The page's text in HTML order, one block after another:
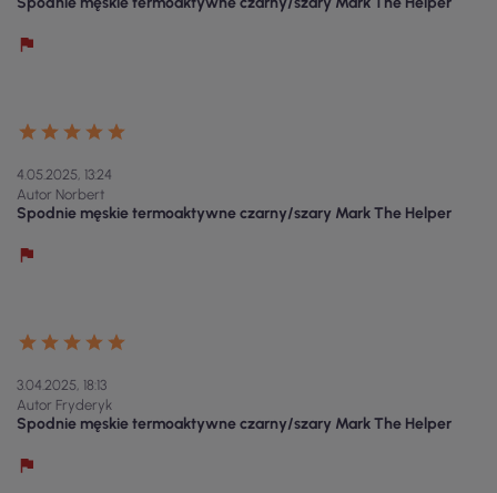
4.05.2025, 13:24
Autor Norbert
Spodnie męskie termoaktywne czarny/szary Mark The Helper
3.04.2025, 18:13
Autor Fryderyk
Spodnie męskie termoaktywne czarny/szary Mark The Helper